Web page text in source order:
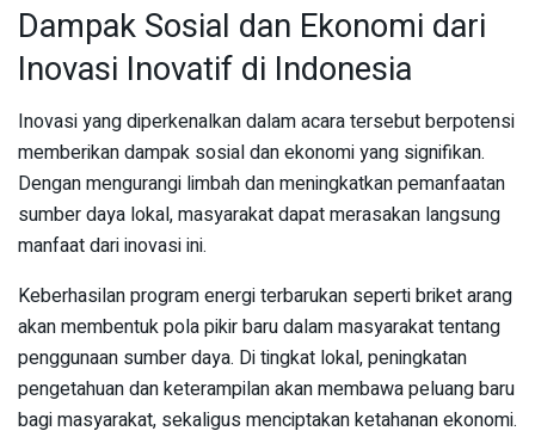
Dampak Sosial dan Ekonomi dari
Inovasi Inovatif di Indonesia
Inovasi yang diperkenalkan dalam acara tersebut berpotensi
memberikan dampak sosial dan ekonomi yang signifikan.
Dengan mengurangi limbah dan meningkatkan pemanfaatan
sumber daya lokal, masyarakat dapat merasakan langsung
manfaat dari inovasi ini.
Keberhasilan program energi terbarukan seperti briket arang
akan membentuk pola pikir baru dalam masyarakat tentang
penggunaan sumber daya. Di tingkat lokal, peningkatan
pengetahuan dan keterampilan akan membawa peluang baru
bagi masyarakat, sekaligus menciptakan ketahanan ekonomi.